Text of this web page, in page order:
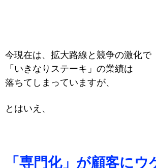
今現在は、拡大路線と競争の激化で
「いきなりステーキ」の業績は
落ちてしまっていますが、
とはいえ、
「専門化」が顧客にウ